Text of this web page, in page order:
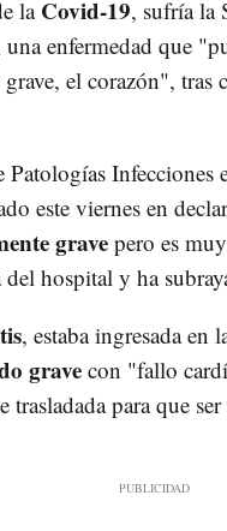
laCovid-19, sufría la
enfermedad que
el corazón", tras
Infecciones
este viernes en
gravepero es
hospital y ha
, estaba ingresada en
gravecon "fallo
para que